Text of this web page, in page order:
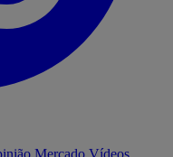
Mercado Vídeos